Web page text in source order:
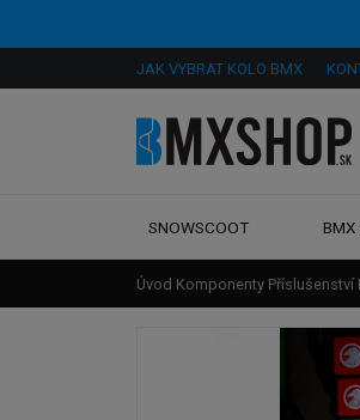
JAK VYBRAT KOLO BMX
SNOWSCOOT BMX
Úvod Komponenty Příslušenství